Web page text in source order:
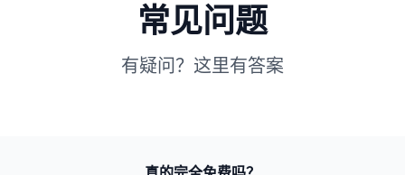
常见问题
有疑问？这里有答案